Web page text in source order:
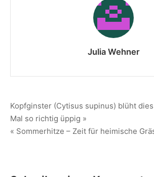
Julia Wehner
Kopfginster (Cytisus supinus) blüht
Mal so richtig üppig »
« Sommerhitze – Zeit für heimische